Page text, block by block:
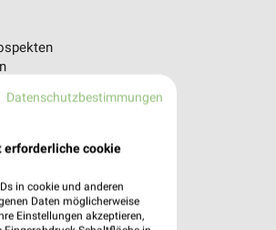
scannen.
Datenschutzbestimmungen
erforderliche cookie
in cookie und anderen
Daten möglicherweise
Einstellungen akzeptieren,